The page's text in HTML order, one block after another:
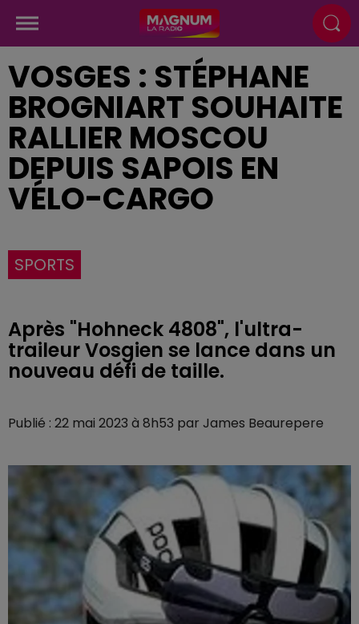
VOSGES : STÉPHANE
BROGNIART SOUHAITE
RALLIER MOSCOU
DEPUIS SAPOIS EN
VÉLO-CARGO
SPORTS
Après "Hohneck 4808", l'ultra-
traileur Vosgien se lance dans un
nouveau défi de taille.
Publié : 22 mai 2023 à 8h53 par James Beaurepere